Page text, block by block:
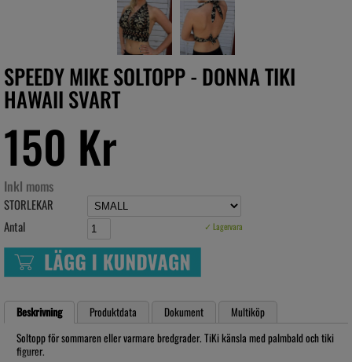
SPEEDY MIKE SOLTOPP - DONNA TIKI
HAWAII SVART
150 Kr
Inkl moms
STORLEKAR
Antal
✓ Lagervara
Beskrivning Produktdata Dokument
Multiköp
Soltopp för sommaren eller varmare bredgrader. TiKi känsla med palmbald och tiki
figurer.